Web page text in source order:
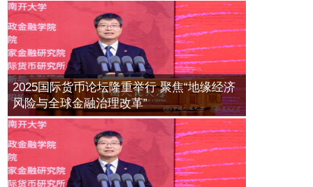
华夏基金又一桩老鼠仓案即将落
锤，"公用账户"暴富了这位交易
员，"逃跑的时候手机都没拿"
2017年07月19日
任泽平：现金是最危险的资产配置
2017年07月19日
资管新规对保本类产品影响
2017年11月28日
公募REITs推出已无实质性障碍
2017年11月07日
基金业协会洪磊：资管产品不能隐
含“刚性兑付”
2017年11月06日
周年
2024年11月06日
2018中国B2B+供应链金融创新与发
展论坛即将亮相北京
2018年08月28日
2018第二届中国供应链金融年会暨第
二届中国供应链金融行业标兵颁奖盛
典在京隆重召开
2018年04月25日
2025国际货币论坛隆重举行 聚焦“地缘经济
风险与全球金融治理改革”